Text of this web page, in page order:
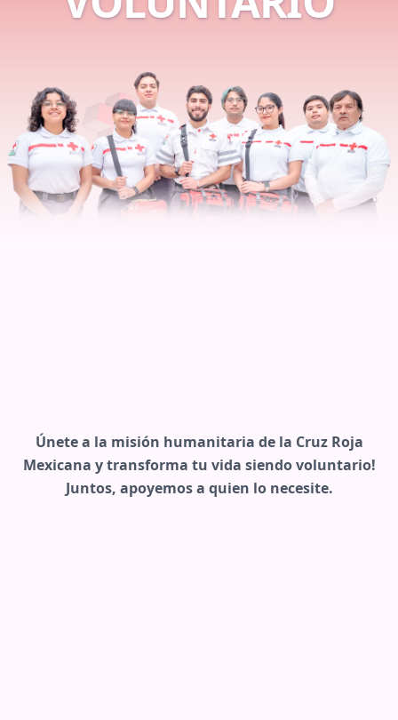
Únete a la misión humanitaria de la Cruz Roja
Mexicana y transforma tu vida siendo voluntario!
Juntos, apoyemos a quien lo necesite.